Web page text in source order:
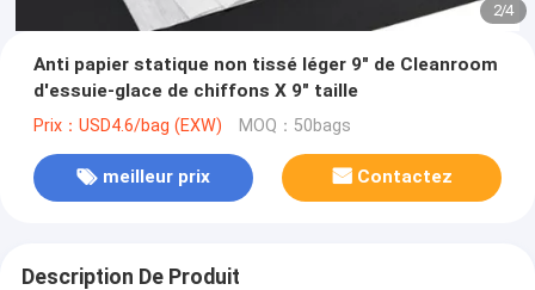
2/4
Anti papier statique non tissé léger 9" de Cleanroom
d'essuie-glace de chiffons X 9" taille
Prix：USD4.6/bag (EXW) MOQ：50bags
meilleur prix Contactez
Description De Produit